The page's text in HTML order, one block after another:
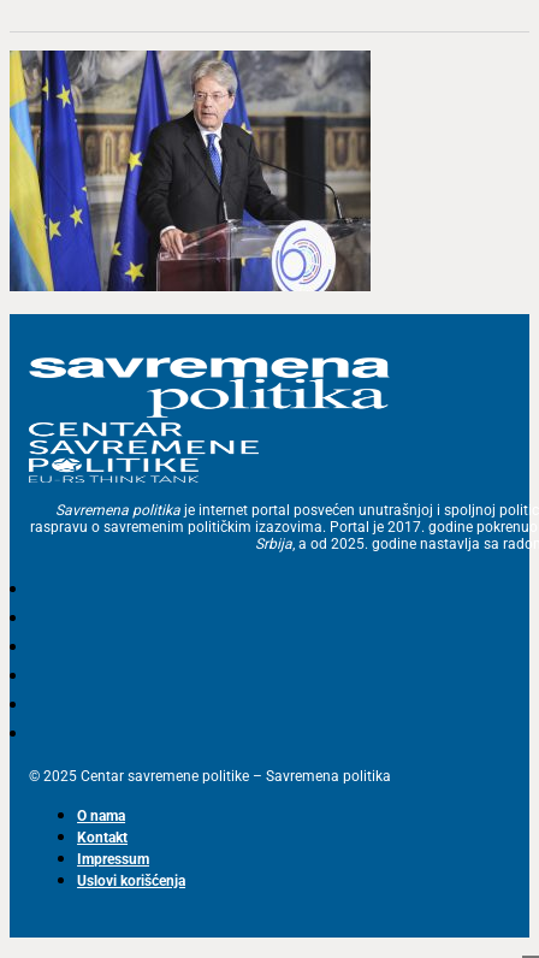
Savremena politika je internet portal posvećen unutrašnjoj i spoljnoj
raspravu o savremenim političkim izazovima. Portal je 2017. godine
Srbija, a od 2025. godine nastavlja sa
© 2025 Centar savremene politike – Savremena politika
O nama
Kontakt
Impressum
Uslovi korišćenja